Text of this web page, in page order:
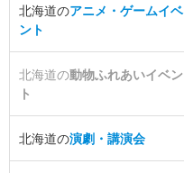
北海道のアニメ・ゲームイベ
ント
北海道の動物ふれあいイベン
ト
北海道の演劇・講演会